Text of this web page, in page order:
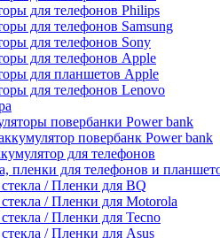
для телефонов Philips
для телефонов Samsung
для телефонов Sony
для телефонов Apple
для планшетов Apple
для телефонов Lenovo
повербанки Power bank
повербанк Power bank
для телефонов
пленки для телефонов и
/ Пленки для BQ
/ Пленки для Motorola
/ Пленки для Tecno
/ Пленки для Asus